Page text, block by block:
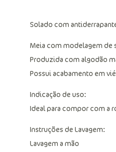
Solado com
Meia com modelagem de
Produzida com algodão
Possui acabamento em
Indicação de uso:
Ideal para compor com a
Instruções de Lavagem:
Lavagem a mão